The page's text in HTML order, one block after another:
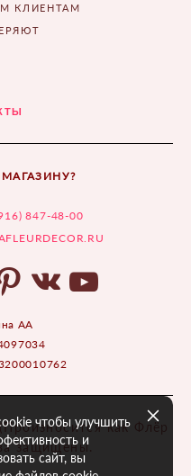
КЛИЕНТАМ
847-48-00
АА
как Флёр
защищены.
чтобы улучшить
и
сайт, вы